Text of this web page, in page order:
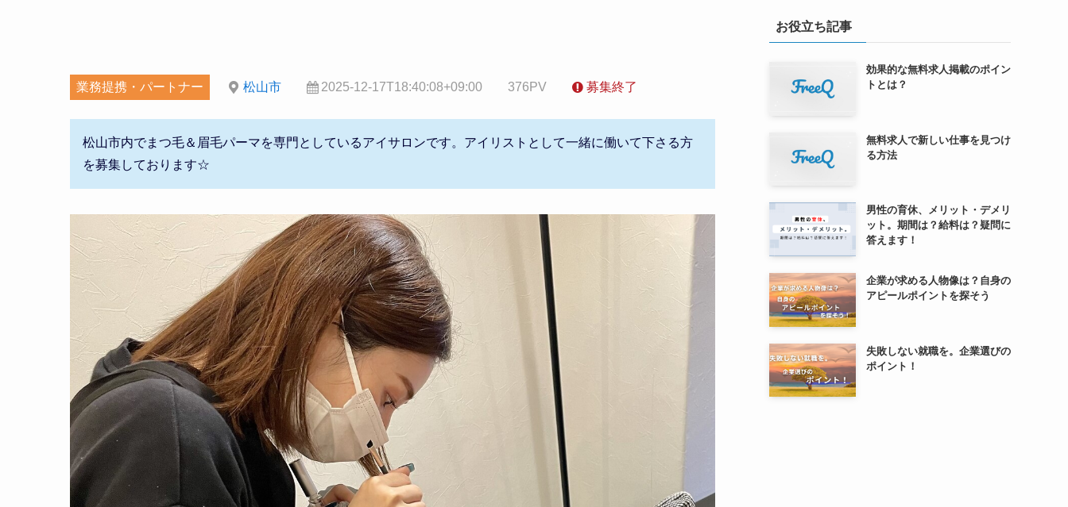
業務提携・パートナー 松山市 2025-12-17T18:40:08+09:00 376PV 募集終了
松山市内でまつ毛＆眉毛パーマを専門としているアイサロンです。アイリストとして一緒に働いて下さる方
を募集しております☆
お役立ち記事
効果的な無料求人掲載のポイン
トとは？
無料求人で新しい仕事を見つけ
る方法
男性の育休、メリット・デメリ
ット。期間は？給料は？疑問に
答えます！
企業が求める人物像は？自身の
アピールポイントを探そう
失敗しない就職を。企業選びの
ポイント！